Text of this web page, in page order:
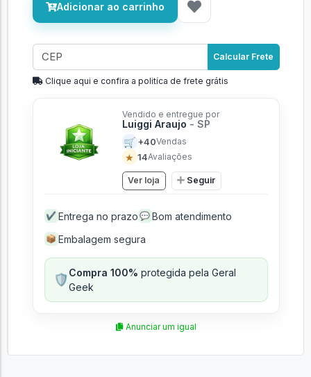
Adicionar ao carrinho
Calcular Frete
Clique aqui e confira a politíca de frete grátis
Vendido e entregue por
Luiggi Araujo - SP
🛒 +40Vendas
★ 14Avaliações
Ver loja Seguir
✔ Entrega no prazo 💬 Bom atendimento
📦 Embalagem segura
🛡️Compra 100% protegida pela Geral
Geek
Anunciar um igual